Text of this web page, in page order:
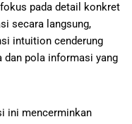
pada detail konkret
secara langsung,
intuition cenderung
dan pola informasi yang
ini mencerminkan